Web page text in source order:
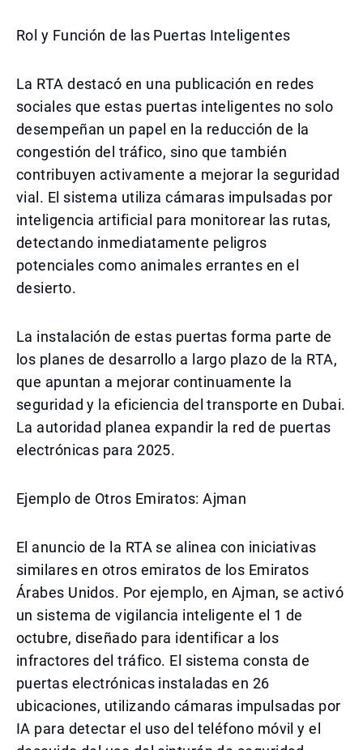
Rol y Función de las Puertas Inteligentes
La RTA destacó en una publicación en redes
sociales que estas puertas inteligentes no solo
desempeñan un papel en la reducción de la
congestión del tráfico, sino que también
contribuyen activamente a mejorar la seguridad
vial. El sistema utiliza cámaras impulsadas por
inteligencia artificial para monitorear las rutas,
detectando inmediatamente peligros
potenciales como animales errantes en el
desierto.
La instalación de estas puertas forma parte de
los planes de desarrollo a largo plazo de la RTA,
que apuntan a mejorar continuamente la
seguridad y la eficiencia del transporte en Dubai.
La autoridad planea expandir la red de puertas
electrónicas para 2025.
Ejemplo de Otros Emiratos: Ajman
El anuncio de la RTA se alinea con iniciativas
similares en otros emiratos de los Emiratos
Árabes Unidos. Por ejemplo, en Ajman, se activó
un sistema de vigilancia inteligente el 1 de
octubre, diseñado para identificar a los
infractores del tráfico. El sistema consta de
puertas electrónicas instaladas en 26
ubicaciones, utilizando cámaras impulsadas por
IA para detectar el uso del teléfono móvil y el